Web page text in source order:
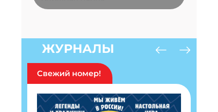
ЖУРНАЛЫ
Свежий номер!